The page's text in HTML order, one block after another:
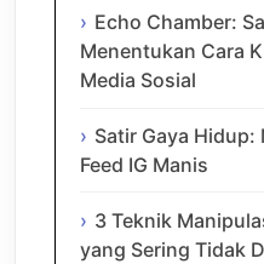
Echo Chamber:
Menentukan Cara
Media Sosial
Satir Gaya Hidup:
Feed IG Manis
3 Teknik
yang Sering Tidak